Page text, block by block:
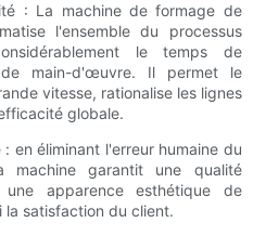
: La machine de formage de
l'ensemble du processus
le temps de
main-d'œuvre. Il permet le
vitesse, rationalise les lignes
globale.
en éliminant l'erreur humaine du
machine garantit une qualité
apparence esthétique de
la satisfaction du client.